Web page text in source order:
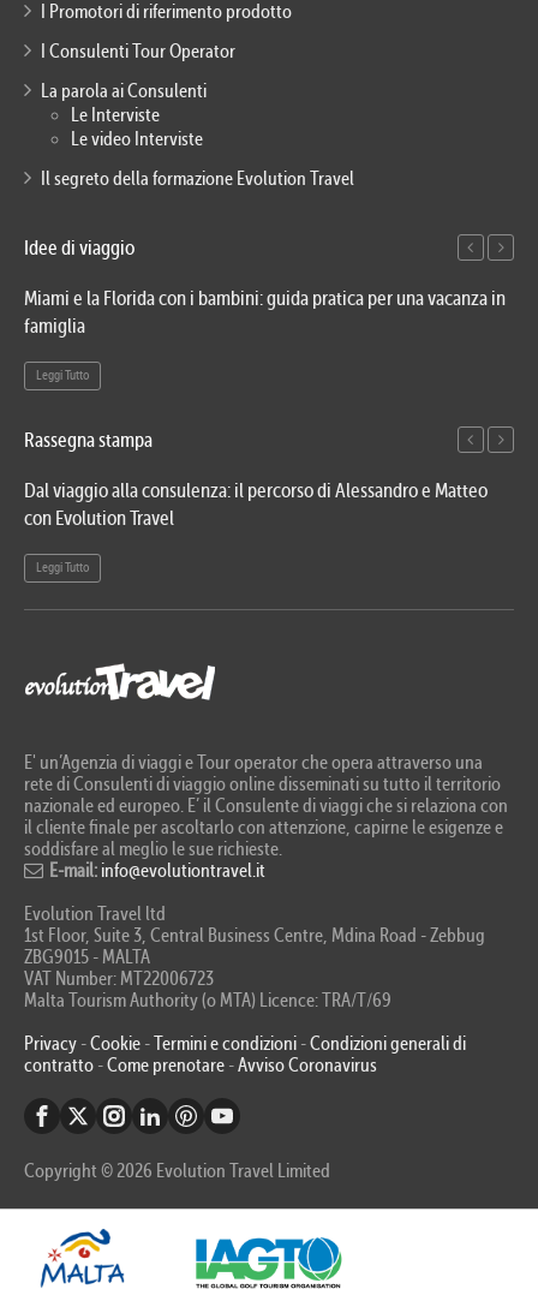
I Promotori di riferimento prodotto
I Consulenti Tour Operator
La parola ai Consulenti
Le Interviste
Le video Interviste
Il segreto della formazione Evolution Travel
Idee di viaggio
Miami e la Florida con i bambini: guida pratica per una vacanza in
famiglia
Leggi Tutto
Rassegna stampa
Dal viaggio alla consulenza: il percorso di Alessandro e Matteo
con Evolution Travel
Leggi Tutto
E' un’Agenzia di viaggi e Tour operator che opera attraverso una
rete di Consulenti di viaggio online disseminati su tutto il territorio
nazionale ed europeo. E’ il Consulente di viaggi che si relaziona con
il cliente finale per ascoltarlo con attenzione, capirne le esigenze e
soddisfare al meglio le sue richieste.
E-mail: info@evolutiontravel.it
Evolution Travel ltd
1st Floor, Suite 3, Central Business Centre, Mdina Road - Zebbug
ZBG9015 - MALTA
VAT Number: MT22006723
Malta Tourism Authority (o MTA) Licence: TRA/T/69
Privacy -Cookie -Termini e condizioni -Condizioni generali di
contratto -Come prenotare -Avviso Coronavirus
Copyright © 2026 Evolution Travel Limited